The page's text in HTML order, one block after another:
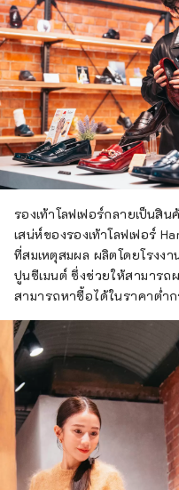
รองเท้าโลฟเฟอร์กลายเป็นสิ
เสน่ห์ของรองเท้าโลฟเฟอร์
ที่สมเหตุสมผล ผลิตโดยโรงง
ปูนซีเมนต์ ซึ่งช่วยให้สามาร
สามารถหาซื้อได้ในราคาต่ำก